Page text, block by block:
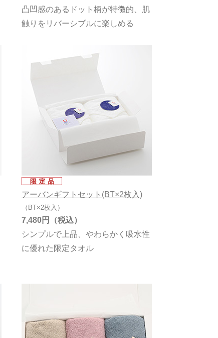
凸凹感のあるドット柄が特徴的、肌
触りをリバーシブルに楽しめる
アーバンギフトセット(BT×2枚入)
（BT×2枚入）
シンプルで上品、やわらかく吸水性
に優れた限定タオル
7,480円